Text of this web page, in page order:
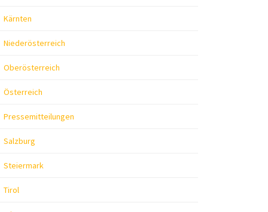
Kärnten
Niederösterreich
Oberösterreich
Österreich
Pressemitteilungen
Salzburg
Steiermark
Tirol